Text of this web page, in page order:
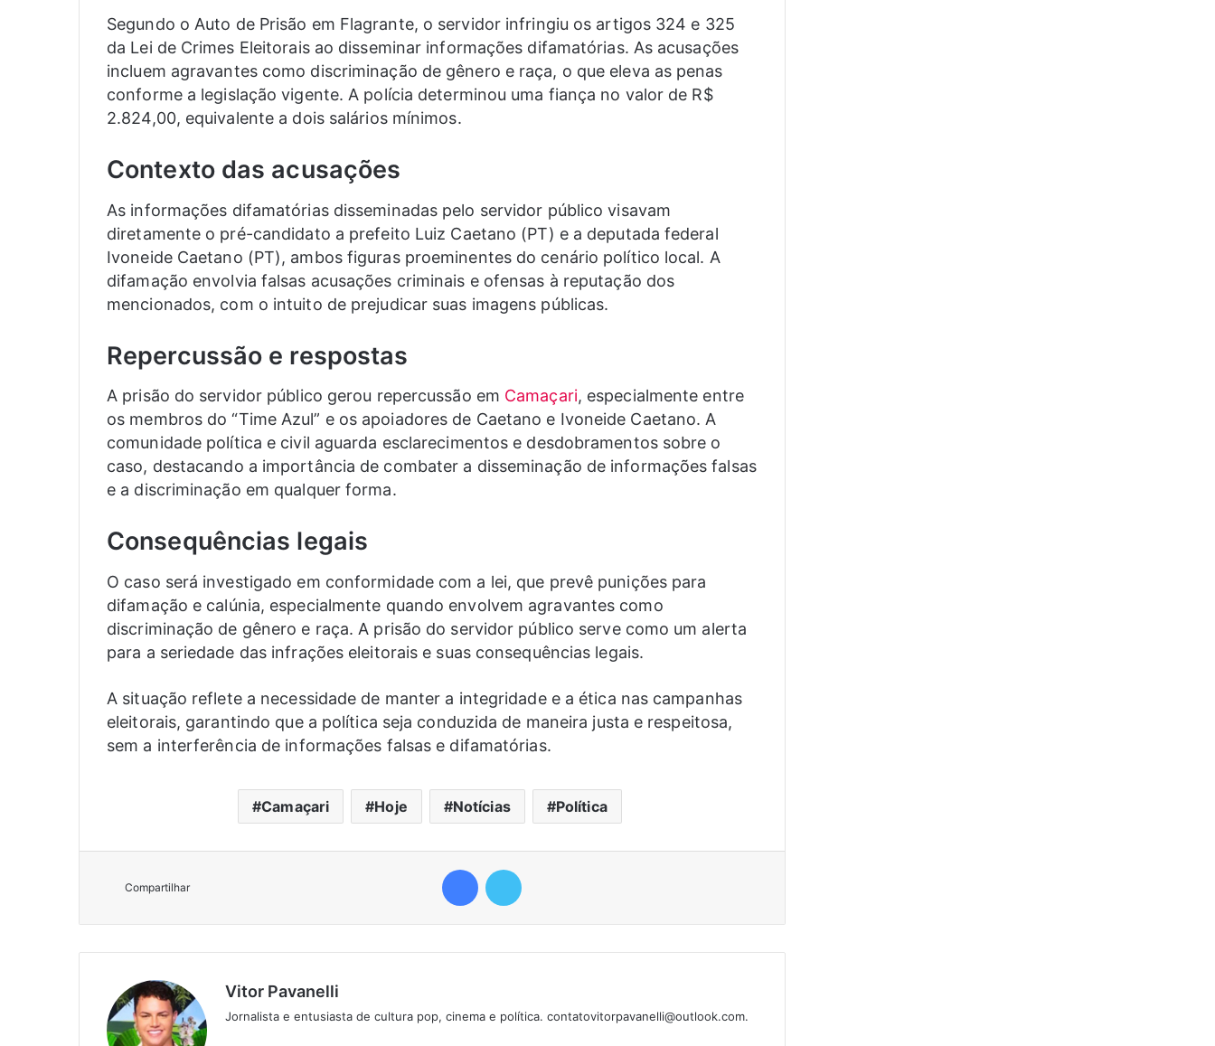
Segundo o Auto de Prisão em Flagrante, o servidor infringiu os artigos 324 e 325
da Lei de Crimes Eleitorais ao disseminar informações difamatórias. As acusações
incluem agravantes como discriminação de gênero e raça, o que eleva as penas
conforme a legislação vigente. A polícia determinou uma fiança no valor de R$
2.824,00, equivalente a dois salários mínimos.
Contexto das acusações
As informações difamatórias disseminadas pelo servidor público visavam
diretamente o pré-candidato a prefeito Luiz Caetano (PT) e a deputada federal
Ivoneide Caetano (PT), ambos figuras proeminentes do cenário político local. A
difamação envolvia falsas acusações criminais e ofensas à reputação dos
mencionados, com o intuito de prejudicar suas imagens públicas.
Repercussão e respostas
A prisão do servidor público gerou repercussão em Camaçari, especialmente entre
os membros do “Time Azul” e os apoiadores de Caetano e Ivoneide Caetano. A
comunidade política e civil aguarda esclarecimentos e desdobramentos sobre o
caso, destacando a importância de combater a disseminação de informações falsas
e a discriminação em qualquer forma.
Consequências legais
O caso será investigado em conformidade com a lei, que prevê punições para
difamação e calúnia, especialmente quando envolvem agravantes como
discriminação de gênero e raça. A prisão do servidor público serve como um alerta
para a seriedade das infrações eleitorais e suas consequências legais.
A situação reflete a necessidade de manter a integridade e a ética nas campanhas
eleitorais, garantindo que a política seja conduzida de maneira justa e respeitosa,
sem a interferência de informações falsas e difamatórias.
Camaçari Hoje Notícias Política
Compartilhar
Facebook
Vitor Pavanelli
Jornalista e entusiasta de cultura pop, cinema e política. contatovitorpavanelli@outlook.com.